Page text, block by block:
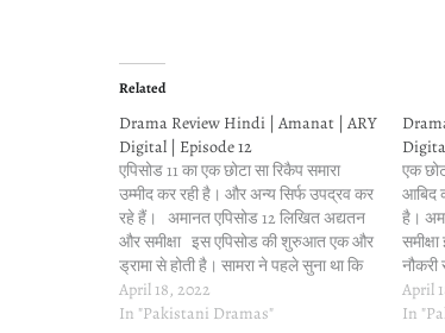
Related
Drama Review Hindi | Amanat | ARY
Digital | Episode 12
एपिसोड 11 का एक छोटा सा रिकैप समारा
उम्मीद कर रही है। और अन्य सिर्फ उपद्रव कर
रहे हैं। अमानत एपिसोड 12 लिखित अद्यतन
और समीक्षा इस एपिसोड की शुरुआत एक और
ड्रामा से होती है। सामरा ने पहले सुना था कि
सलमा और ज़ूनी नए प्लॉट पर…
April 18, 2022
In "Pakistani Dramas"
एक
आबिद
है।
नौकरी
देखने
April
In